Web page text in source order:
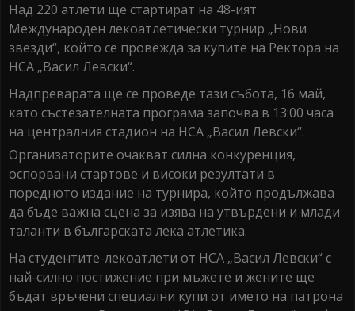
Над 220 атлети ще стартират на 48-ият
Международен лекоатлетически турнир „Нови
звезди“, който се провежда за купите на Ректора на
НСА „Васил Левски“.
Надпреварата ще се проведе тази събота, 16 май,
като състезателната програма започва в 13:00 часа
на централния стадион на НСА „Васил Левски“.
Организаторите очакват силна конкуренция,
оспорвани стартове и високи резултати в
поредното издание на турнира, който продължава
да бъде важна сцена за изява на утвърдени и млади
таланти в българската лека атлетика.
На студентите-лекоатлети от НСА „Васил Левски“ с
най-силно постижение при мъжете и жените ще
бъдат връчени специални купи от името на патрона